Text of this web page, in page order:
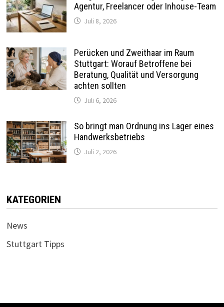
Agentur, Freelancer oder Inhouse-Team
Juli 8, 2026
Perücken und Zweithaar im Raum
Stuttgart: Worauf Betroffene bei
Beratung, Qualität und Versorgung
achten sollten
Juli 6, 2026
So bringt man Ordnung ins Lager eines
Handwerksbetriebs
Juli 2, 2026
KATEGORIEN
News
Stuttgart Tipps